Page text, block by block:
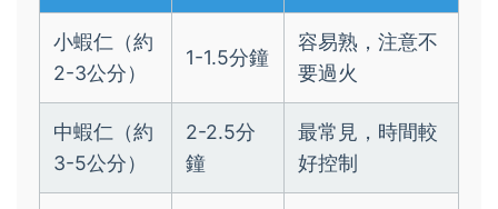
小蝦仁（約
2-3公分）
1-1.5分鐘
容易熟，注意不
要過火
中蝦仁（約
3-5公分）
2-2.5分
鐘
最常見，時間較
好控制